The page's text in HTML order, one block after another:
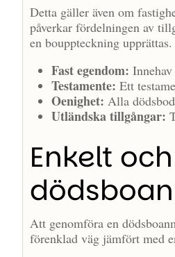
Detta gäller även om
påverkar fördelningen av
en bouppteckning upprättas.
Fast egendom:
Testamente: Ett
Oenighet: Alla
Utländska tillgångar:
Enkelt
Att genomföra en
förenklad väg jämfört med